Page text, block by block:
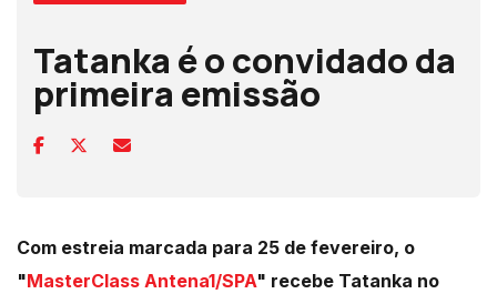
Tatanka é o convidado da
primeira emissão
Com estreia marcada para 25 de fevereiro, o
"MasterClass Antena1/SPA" recebe Tatanka no